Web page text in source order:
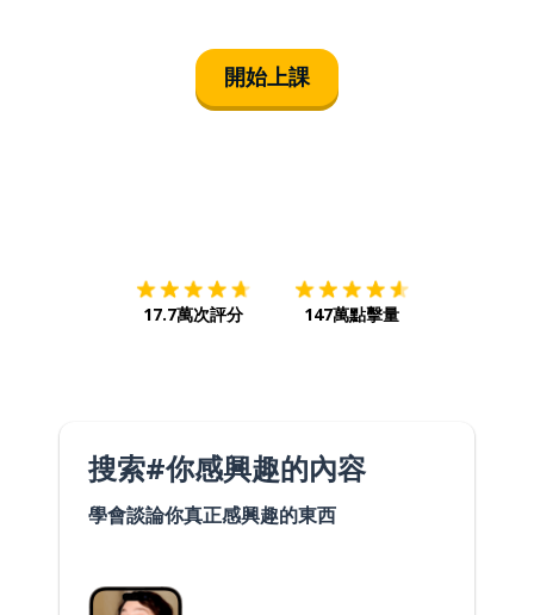
開始上課
17.7萬次評分 147萬點擊量
搜索#你感興趣的內容
學會談論你真正感興趣的東西